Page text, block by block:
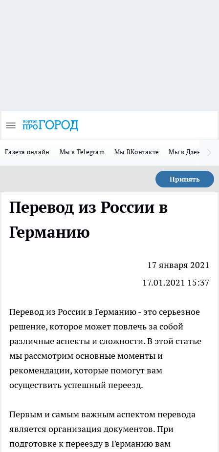
Газета онлайн Мы в Telegram Мы ВКонтакте Мы в Дзене
Принять
Перевод из России в
Германию
17 января 2021
17.01.2021 15:37
Перевод из России в Германию- это серьезное
решение, которое может повлечь за собой
различные аспекты и сложности. В этой статье
мы рассмотрим основные моменты и
рекомендации, которые помогут вам
осуществить успешный переезд.
Первым и самым важным аспектом перевода
является организация документов. При
подготовке к переезду в Германию вам